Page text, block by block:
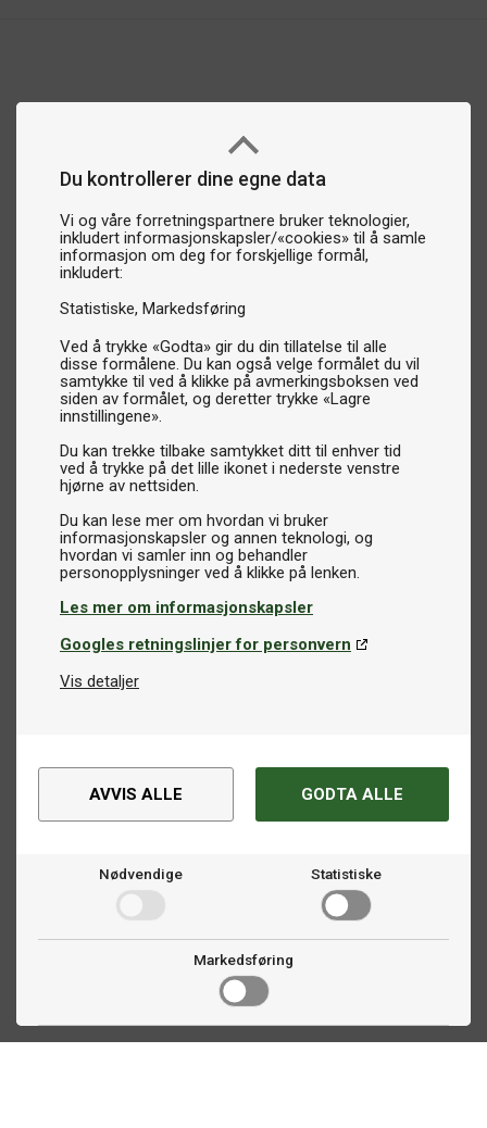
Du kontrollerer dine egne data
Vi og våre forretningspartnere bruker teknologier,
inkludert informasjonskapsler/«cookies» til å samle
informasjon om deg for forskjellige formål,
inkludert:
Statistiske Markedsføring
Ved å trykke «Godta» gir du din tillatelse til alle
disse formålene. Du kan også velge formålet du vil
samtykke til ved å klikke på avmerkingsboksen ved
siden av formålet, og deretter trykke «Lagre
innstillingene».
Du kan trekke tilbake samtykket ditt til enhver tid
ved å trykke på det lille ikonet i nederste venstre
hjørne av nettsiden.
Du kan lese mer om hvordan vi bruker
informasjonskapsler og annen teknologi, og
hvordan vi samler inn og behandler
Les mer om informasjonskapsler
Googles retningslinjer for personvern
Vis detaljer
AVVIS ALLE GODTA ALLE
Nødvendige Statistiske
Markedsføring